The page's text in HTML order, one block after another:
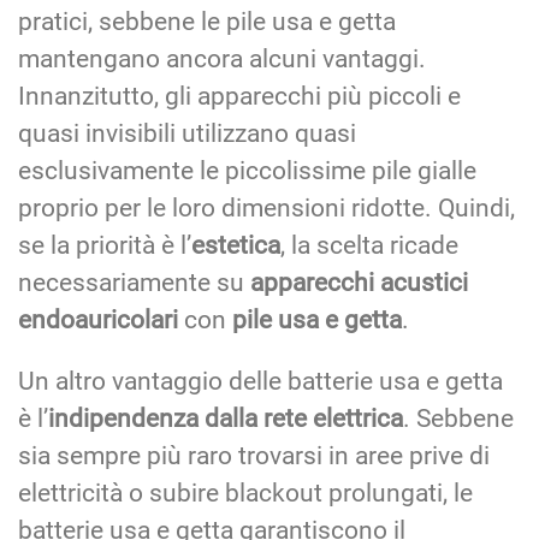
pratici, sebbene le pile usa e getta
mantengano ancora alcuni vantaggi.
Innanzitutto, gli apparecchi più piccoli e
quasi invisibili utilizzano quasi
esclusivamente le piccolissime pile gialle
proprio per le loro dimensioni ridotte. Quindi,
se la priorità è l’estetica, la scelta ricade
necessariamente su apparecchi acustici
endoauricolari con pile usa e getta.
Un altro vantaggio delle batterie usa e getta
è l’indipendenza dalla rete elettrica. Sebbene
sia sempre più raro trovarsi in aree prive di
elettricità o subire blackout prolungati, le
batterie usa e getta garantiscono il